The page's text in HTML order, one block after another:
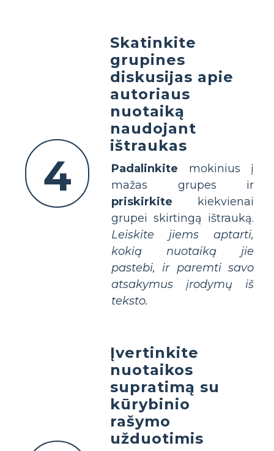
4
Skatinkite
grupines
diskusijas apie
autoriaus
nuotaiką
naudojant
ištraukas
Padalinkite mokinius į
mažas grupes ir
priskirkite kiekvienai
grupei skirtingą ištrauką.
Leiskite jiems aptarti,
kokią nuotaiką jie
pastebi, ir paremti savo
atsakymus įrodymų iš
teksto.
Įvertinkite
nuotaikos
supratimą su
kūrybinio
rašymo
užduotimis